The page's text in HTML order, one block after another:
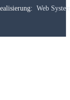
Web